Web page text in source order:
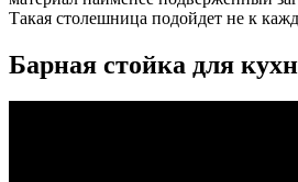
Такая столешница подойдет не к
Барная стойка для